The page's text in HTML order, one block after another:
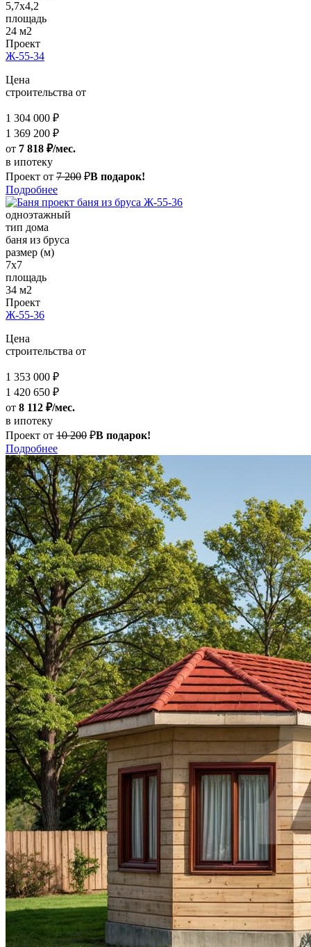
5,7х4,2
площадь
24 м2
Проект
Ж-55-34
Цена
строительства от
1 304 000 ₽
1 369 200 ₽
от 7 818 ₽/мес.
в ипотеку
Проект от 7 200 ₽В подарок!
Подробнее
одноэтажный
тип дома
баня из бруса
размер (м)
7х7
площадь
34 м2
Проект
Ж-55-36
Цена
строительства от
1 353 000 ₽
1 420 650 ₽
от 8 112 ₽/мес.
в ипотеку
Проект от 10 200 ₽В подарок!
Подробнее